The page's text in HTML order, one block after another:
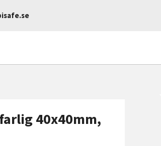
40x40mm,